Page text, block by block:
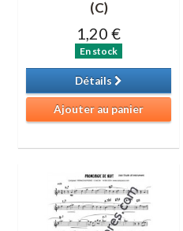
(C)
1,20 €
En stock
Détails
Ajouter au panier